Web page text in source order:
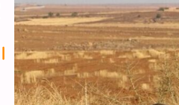
کهنه‌سربازان آمریکایی؛ نرخ بالای
خودکشی و استعفای کادر درمان!